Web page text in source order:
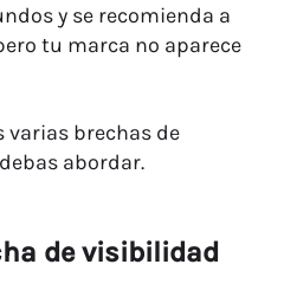
y se recomienda a
tu marca no aparece
varias brechas de
abordar.
de visibilidad